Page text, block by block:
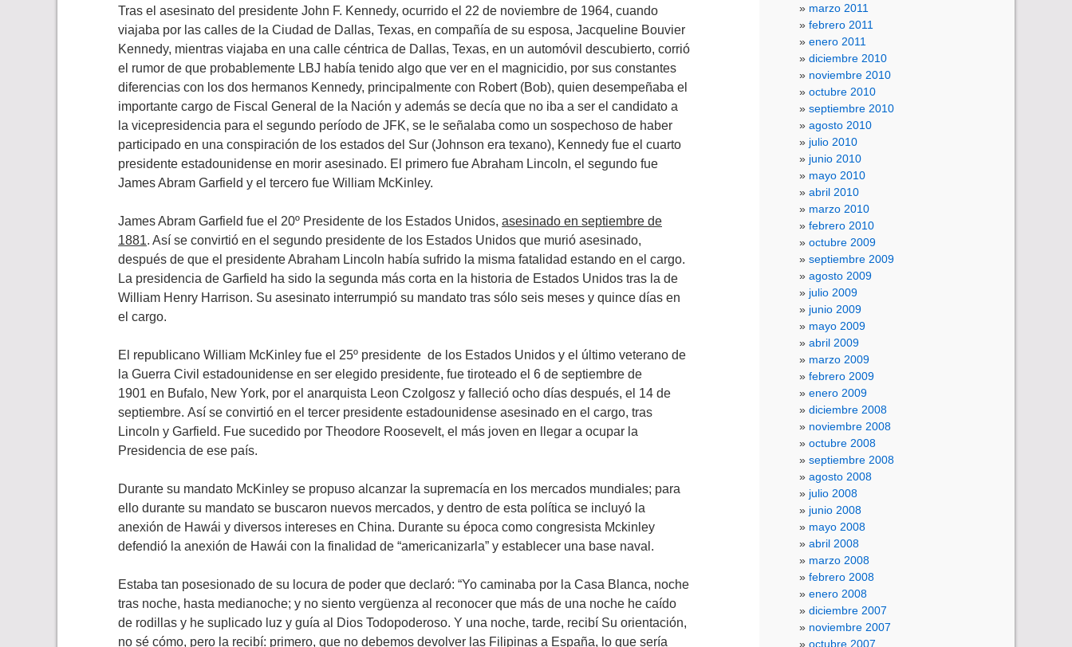
Tras el asesinato del presidente John F. Kennedy, ocurrido el 22 de noviembre de 1964, cuando
viajaba por las calles de la Ciudad de Dallas, Texas, en compañía de su esposa, Jacqueline Bouvier
Kennedy, mientras viajaba en una calle céntrica de Dallas, Texas, en un automóvil descubierto, corrió
el rumor de que probablemente LBJ había tenido algo que ver en el magnicidio, por sus constantes
diferencias con los dos hermanos Kennedy, principalmente con Robert (Bob), quien desempeñaba el
importante cargo de Fiscal General de la Nación y además se decía que no iba a ser el candidato a
la vicepresidencia para el segundo período de JFK, se le señalaba como un sospechoso de haber
participado en una conspiración de los estados del Sur (Johnson era texano), Kennedy fue el cuarto
presidente estadounidense en morir asesinado. El primero fue Abraham Lincoln, el segundo fue
James Abram Garfield y el tercero fue William McKinley.
James Abram Garfield fue el 20º Presidente de los Estados Unidos, asesinado en septiembre de
1881. Así se convirtió en el segundo presidente de los Estados Unidos que murió asesinado,
después de que el presidente Abraham Lincoln había sufrido la misma fatalidad estando en el cargo.
La presidencia de Garfield ha sido la segunda más corta en la historia de Estados Unidos tras la de
William Henry Harrison. Su asesinato interrumpió su mandato tras sólo seis meses y quince días en
el cargo.
El republicano William McKinley fue el 25º presidente de los Estados Unidos y el último veterano de
la Guerra Civil estadounidense en ser elegido presidente, fue tiroteado el 6 de septiembre de
1901 en Bufalo, New York, por el anarquista Leon Czolgosz y falleció ocho días después, el 14 de
septiembre. Así se convirtió en el tercer presidente estadounidense asesinado en el cargo, tras
Lincoln y Garfield. Fue sucedido por Theodore Roosevelt, el más joven en llegar a ocupar la
Presidencia de ese país.
Durante su mandato McKinley se propuso alcanzar la supremacía en los mercados mundiales; para
ello durante su mandato se buscaron nuevos mercados, y dentro de esta política se incluyó la
anexión de Hawái y diversos intereses en China. Durante su época como congresista Mckinley
defendió la anexión de Hawái con la finalidad de “americanizarla” y establecer una base naval.
Estaba tan posesionado de su locura de poder que declaró: “Yo caminaba por la Casa Blanca, noche
tras noche, hasta medianoche; y no siento vergüenza al reconocer que más de una noche he caído
de rodillas y he suplicado luz y guía al Dios Todopoderoso. Y una noche, tarde, recibí Su orientación,
no sé cómo, pero la recibí: primero, que no debemos devolver las Filipinas a España, lo que sería
marzo 2011
febrero 2011
enero 2011
diciembre 2010
noviembre 2010
octubre 2010
septiembre 2010
agosto 2010
julio 2010
junio 2010
mayo 2010
abril 2010
marzo 2010
febrero 2010
octubre 2009
septiembre 2009
agosto 2009
julio 2009
junio 2009
mayo 2009
abril 2009
marzo 2009
febrero 2009
enero 2009
diciembre 2008
noviembre 2008
octubre 2008
septiembre 2008
agosto 2008
julio 2008
junio 2008
mayo 2008
abril 2008
marzo 2008
febrero 2008
enero 2008
diciembre 2007
noviembre 2007
octubre 2007